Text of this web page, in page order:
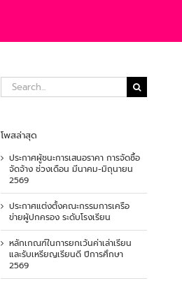
Search
for:
โพสล่าสุด
ประกาศผู้ชนะการเสนอราคา การจัดซื้อ
จัดจ้าง ช่วงเดือน มีนาคม-มิถุนายน
2569
ประกาศแต่งตั้งคณะกรรมการเครือ
ข่ายผู้ปกครอง ระดับโรงเรียน
หลักเกณฑ์ในการยกเว้นค่าเล่าเรียน
และรับเหรียญเรียนดี ปีการศึกษา
2569